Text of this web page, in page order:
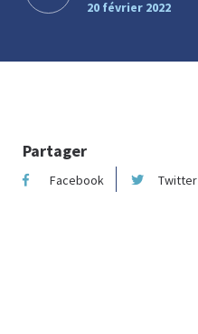
20 février 2022
Partager
Facebook Twitter